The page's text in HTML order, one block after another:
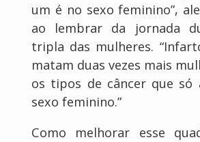
um é no sexo feminino”,
ao lembrar da jornada
tripla das mulheres.
matam duas vezes mais
os tipos de câncer que só
sexo feminino.”
Como melhorar esse